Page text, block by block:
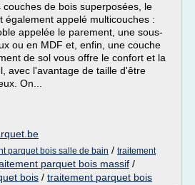
de bois superposées, le
également appelé multicouches :
appelée le parement, une sous-
ou en MDF et, enfin, une couche
de sol vous offre le confort et la
avec l'avantage de taille d'être
On...
parquet bois salle de bain / traitement
parquet bois massif /
bois / traitement parquet bois